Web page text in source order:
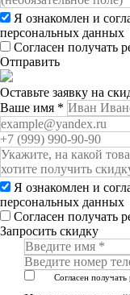
Я ознакомлен и
персональных данных
Согласен получать
Отправить
Оставьте заявку на
Ваше имя *
Я ознакомлен и
персональных данных
Согласен получать
Запросить скидку
Согласен